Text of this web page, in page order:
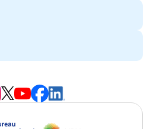
（新規タブで開きます）
（新規タブで開きます）
（新規タブで開きます）